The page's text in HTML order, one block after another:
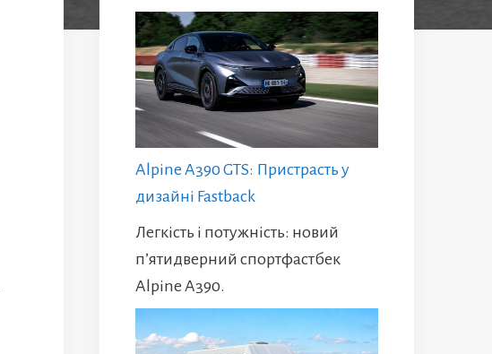
Alpine A390 GTS: Пристрасть у
дизайні Fastback
Легкість і потужність: новий
п’ятидверний спортфастбек
Alpine A390.